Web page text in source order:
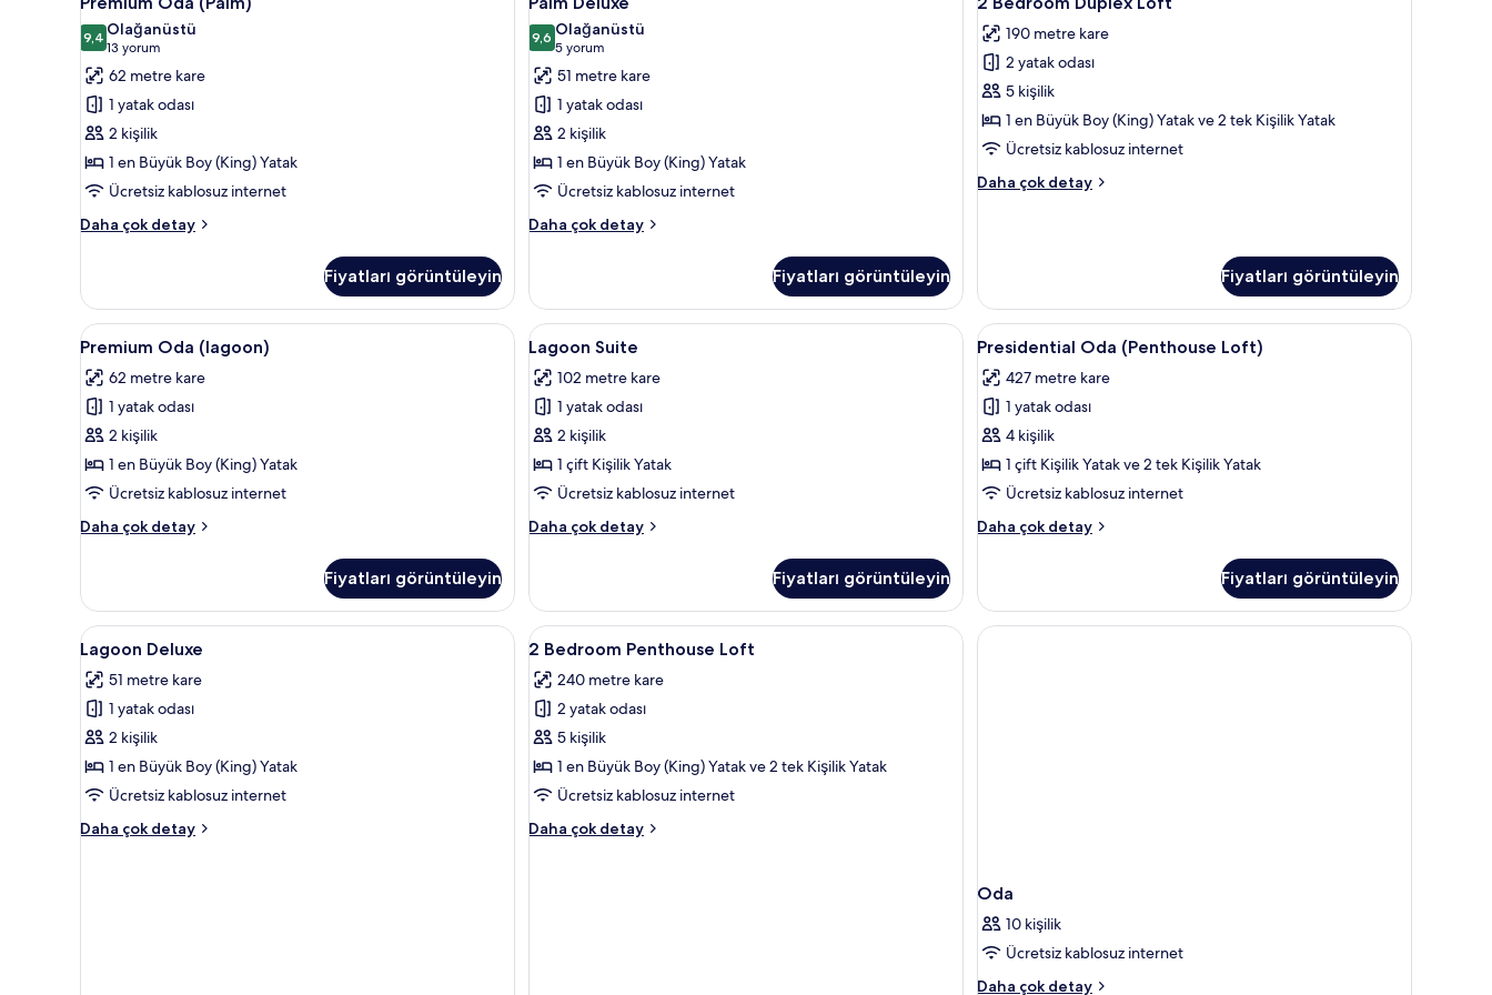
detay
Oda
(Palm)
için
tüm
fotoğrafları
görün
9,49,4 / 10
Olağanüstü
13 yorum
(13
yorum)
62 metre kare
1 yatak odası
2 kişilik
1 en Büyük Boy (King) Yatak
Ücretsiz kablosuz internet
Daha çok detay
Premium
daha
fazla
detay
Fiyatları görüntüleyin
Deluxe
için
tüm
fotoğrafları
görün
9,69,6 / 10
Olağanüstü
5 yorum
(5
yorum)
51 metre kare
1 yatak odası
2 kişilik
1 en Büyük Boy (King) Yatak
Ücretsiz kablosuz internet
Daha çok detay
Palm
fazla
detay
Fiyatları görüntüleyin
Bedroom
Duplex
Loft
için
tüm
fotoğrafları
190 metre kare
2 yatak odası
5 kişilik
1 en Büyük Boy (King) Yatak ve 2 tek Kişilik Yatak
Ücretsiz kablosuz internet
Daha çok detay
2
fazla
detay
Fiyatları görüntüleyin
Premium
Oda
(lagoon)
için
tüm
fotoğrafları
görün
Premium Oda (lagoon) | Minibar, odada kasa, masa, dizüstü bilgisayar çalışma alanı
6
Premium Oda (lagoon)
62 metre kare
1 yatak odası
2 kişilik
1 en Büyük Boy (King) Yatak
Ücretsiz kablosuz internet
Daha çok detay
Premium
daha
fazla
detay
Fiyatları görüntüleyin
Lagoon
Suite
için
tüm
fotoğrafları
görün
Lagoon Suite | Minibar, odada kasa, masa, dizüstü bilgisayar çalışma alanı
4
Lagoon Suite
102 metre kare
1 yatak odası
2 kişilik
1 çift Kişilik Yatak
Ücretsiz kablosuz internet
Daha çok detay
Lagoon
fazla
detay
Fiyatları görüntüleyin
Presidential
Oda
(Penthouse
Loft)
için
tüm
fotoğrafları
Presidential Oda (Penthouse Loft) | Minibar,
4
Presidential Oda (Penthouse Loft)
427 metre kare
1 yatak odası
4 kişilik
1 çift Kişilik Yatak ve 2 tek Kişilik Yatak
Ücretsiz kablosuz internet
Daha çok detay
Presidential
hakkında
daha
fazla
Fiyatları görüntüleyin
Lagoon
Deluxe
için
tüm
fotoğrafları
görün
Lagoon Deluxe | Minibar, odada kasa, masa, dizüstü bilgisayar çalışma alanı
7
Lagoon Deluxe
51 metre kare
1 yatak odası
2 kişilik
1 en Büyük Boy (King) Yatak
Ücretsiz kablosuz internet
Daha çok detay
Lagoon
2
Bedroom
Penthouse
Loft
için
tüm
fotoğrafları
Minibar, odada kasa, masa, dizüstü bilgisayar çalışma alanı
6
2 Bedroom Penthouse Loft
240 metre kare
2 yatak odası
5 kişilik
1 en Büyük Boy (King) Yatak ve 2 tek Kişilik Yatak
Ücretsiz kablosuz internet
Daha çok detay
2
Oda
10 kişilik
Ücretsiz kablosuz internet
Daha çok detay
Oda